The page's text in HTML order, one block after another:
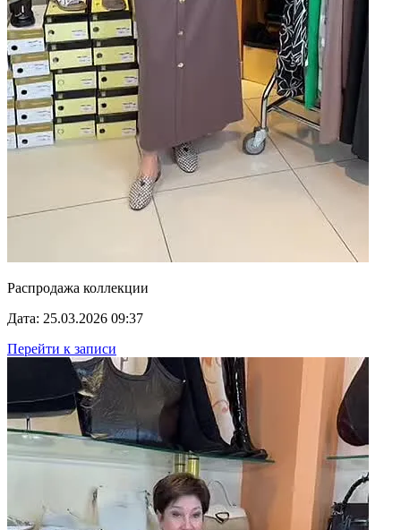
Распродажа коллекции
Дата: 25.03.2026 09:37
Перейти к записи